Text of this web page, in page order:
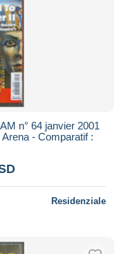
n° 64 janvier 2001
- Comparatif :
Residenziale